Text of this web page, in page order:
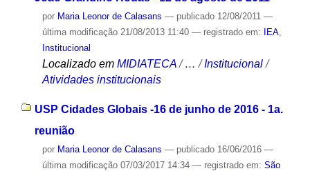
por Maria Leonor de Calasans — publicado12/08/2011 —
última modificação21/08/2013 11:40 — registrado em: IEA,
Institucional
Localizado em MIDIATECA /…/Institucional /
Atividades institucionais
USP Cidades Globais -16 de junho de 2016 - 1a.
reunião
por Maria Leonor de Calasans — publicado16/06/2016 —
última modificação07/03/2017 14:34 — registrado em: São